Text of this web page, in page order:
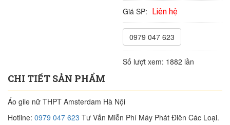
Giá SP: Liên hệ
0979 047 623
Số lượt xem: 1882 lần
CHI TIẾT SẢN PHẨM
Áo gile nữ THPT Amsterdam Hà Nội
Hotline: 0979 047 623 Tư Vấn Miễn Phí Máy Phát Điên Các Loại.